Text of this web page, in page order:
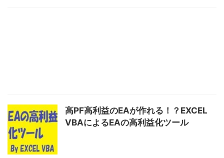
高PF高利益のEAが作れる！？EXCEL
VBAによるEAの高利益化ツール